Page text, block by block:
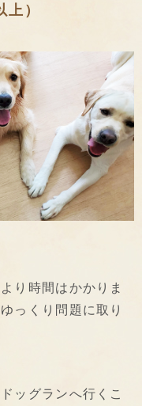
）
り時間はかかりま
っくり問題に取り
ッグランへ行くこ